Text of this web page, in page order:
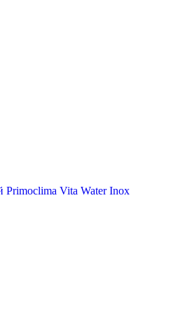
Primoclima Vita Water Inox